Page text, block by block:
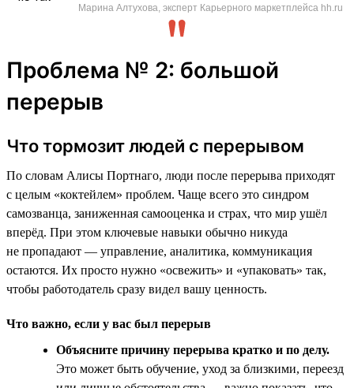
Марина Алтухова, эксперт Карьерного маркетплейса hh.ru
Проблема № 2: большой
перерыв
Что тормозит людей с перерывом
По словам Алисы Портнаго, люди после перерыва приходят
с целым «коктейлем» проблем. Чаще всего это синдром
самозванца, заниженная самооценка и страх, что мир ушёл
вперёд. При этом ключевые навыки обычно никуда
не пропадают — управление, аналитика, коммуникация
остаются. Их просто нужно «освежить» и «упаковать» так,
чтобы работодатель сразу видел вашу ценность.
Что важно, если у вас был перерыв
Объясните причину перерыва кратко и по делу.
Это может быть обучение, уход за близкими, переезд